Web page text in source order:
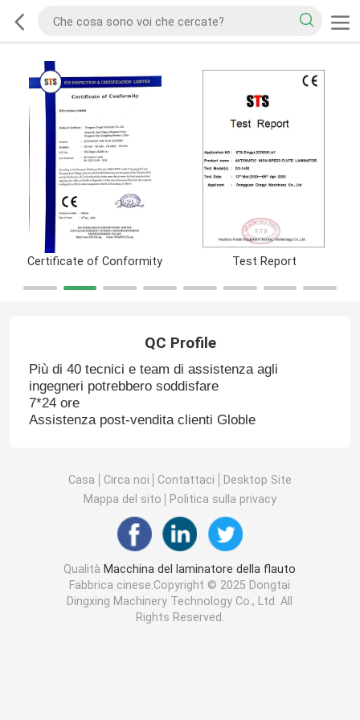
Certificate of Conformity Test Report
QC Profile
Più di 40 tecnici e team di assistenza agli
ingegneri potrebbero soddisfare
7*24 ore
Assistenza post-vendita clienti Globle
Casa Circa noi Contattaci
Desktop Site
Mappa del sito
Politica sulla privacy
Qualità Macchina del laminatore della flauto
Fabbrica cinese.Copyright © 2025 Dongtai
Dingxing Machinery Technology Co., Ltd. All
Rights Reserved.